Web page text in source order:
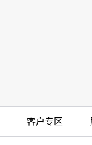
客户专区